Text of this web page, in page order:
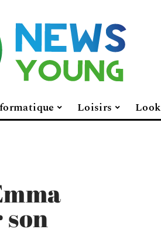
Loisirs Look